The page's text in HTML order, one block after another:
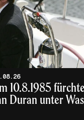
at: 10.08.26
10.8.1985
Duran unter